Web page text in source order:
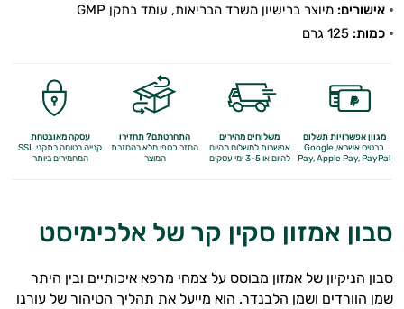
אישורים: מיוצר ברישיון משרד הבריאות, עומד בתקן GMP
כמות:
מגוון אפשרויות תשלום
כרטיס אשראי, Google
Pay,Apple Pay, PayPal
משלוחים מהירים
אפשרות למשלוח מהיום
להיום או 3-5 ימי עסקים
התחרטתם? תחזירו
החזר כספי מלאבהחזרת
המוצר
עסקה מאובטחת
קנייה בטוחה בתקני SSL
המחמירים ביותר
סבון אמזון סקין קר של אלכימיסט
סבון הניקיון של אמזון מבוסס על צמחי מרפא איכותיים ובין היתר
שמן הוורדים ושמן הלבנדר. הוא מייעל את תהליך הטיהור של עורנו